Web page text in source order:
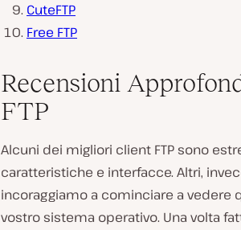
CuteFTP
Free FTP
Recensioni
FTP
Alcuni dei migliori client FTP sono
caratteristiche e interfacce. Altri,
incoraggiamo a cominciare a vedere
vostro sistema operativo. Una volta